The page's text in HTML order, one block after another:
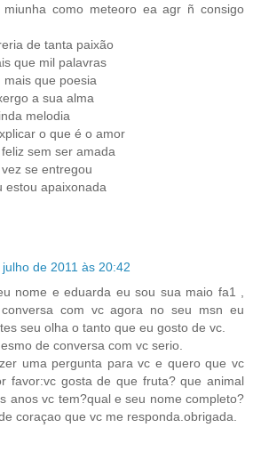
como meteoro ea agr ñ consigo
de tanta paixão
que mil palavras
que poesia
a sua alma
melodia
o que é o amor
sem ser amada
se entregou
estou apaixonada
de 2011 às 20:42
nome e eduarda eu sou sua maio fa1 ,
com vc agora no seu msn eu
seu olha o tanto que eu gosto de vc.
de conversa com vc serio.
uma pergunta para vc e quero que vc
favor:vc gosta de que fruta? que animal
anos vc tem?qual e seu nome completo?
coraçao que vc me responda.obrigada.